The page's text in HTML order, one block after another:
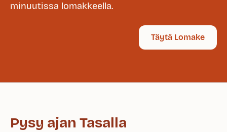
minuutissa lomakkeella.
Täytä Lomake
Pysy ajan Tasalla